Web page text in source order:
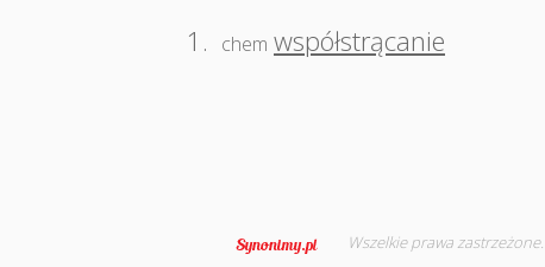
1.
chem współstrącanie
Wszelkie prawa zastrzeżone.